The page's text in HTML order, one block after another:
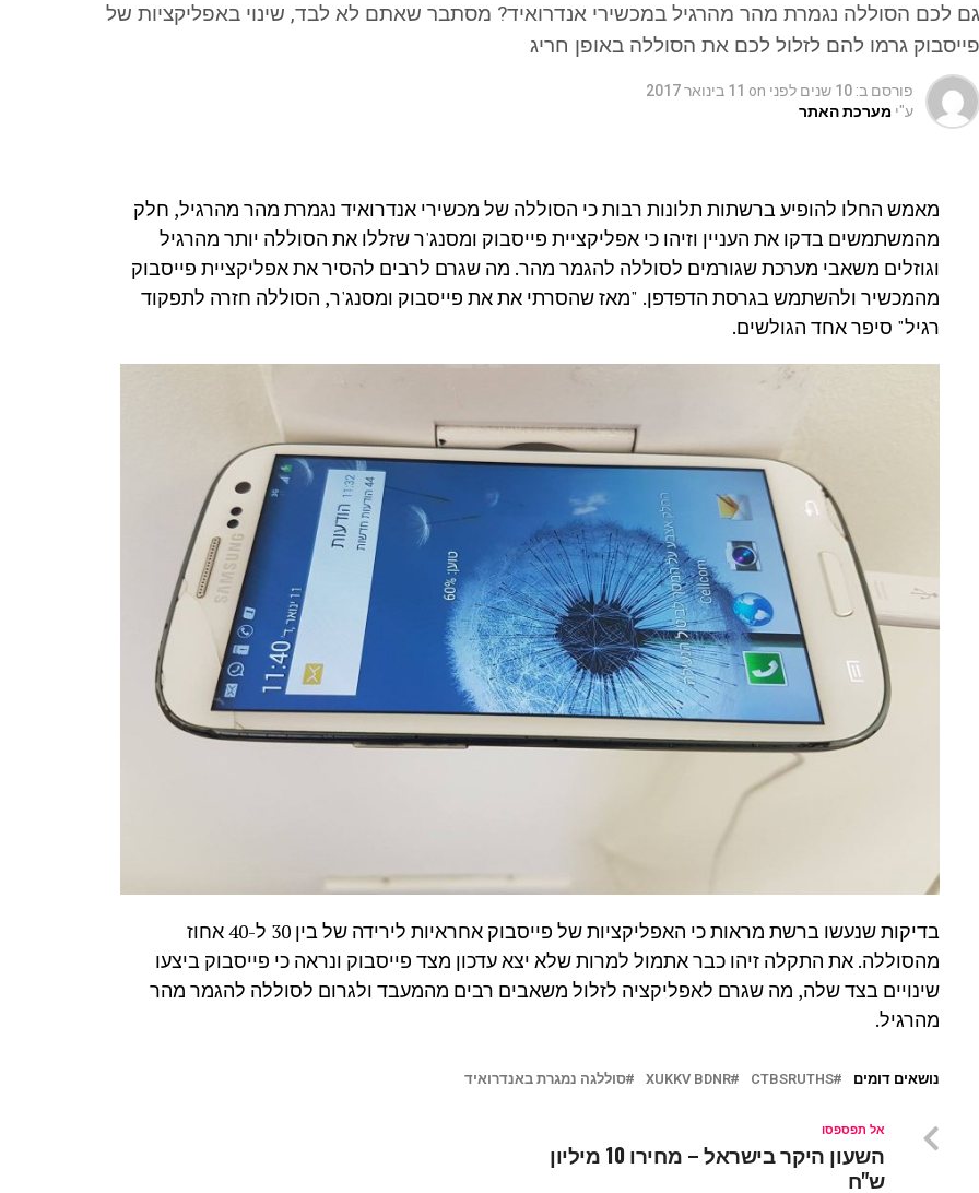
גם לכם הסוללה נגמרת מהר מהרגיל במכשירי אנדרואיד? מסתבר שאתם לא לבד, שינוי באפליקציות של
פייסבוק גרמו להם לזלול לכם את הסוללה באופן חריג
פורסם ב: 10 שנים לפני on 11 בינואר 2017
ע"י מערכת האתר
מאמש החלו להופיע ברשתות תלונות רבות כי הסוללה של מכשירי אנדרואיד נגמרת מהר מהרגיל, חלק
מהמשתמשים בדקו את העניין וזיהו כי אפליקציית פייסבוק ומסנג'ר שזללו את הסוללה יותר מהרגיל
וגוזלים משאבי מערכת שגורמים לסוללה להגמר מהר. מה שגרם לרבים להסיר את אפליקציית פייסבוק
מהמכשיר ולהשתמש בגרסת הדפדפן. "מאז שהסרתי את את פייסבוק ומסנג'ר, הסוללה חזרה לתפקוד
רגיל" סיפר אחד הגולשים.
בדיקות שנעשו ברשת מראות כי האפליקציות של פייסבוק אחראיות לירידה של בין 30 ל-40 אחוז
מהסוללה. את התקלה זיהו כבר אתמול למרות שלא יצא עדכון מצד פייסבוק ונראה כי פייסבוק ביצעו
שינויים בצד שלה, מה שגרם לאפליקציה לזלול משאבים רבים מהמעבד ולגרום לסוללה להגמר מהר
מהרגיל.
נושאים דומים CTBSRUTHS
XUKKV BDNR סוללגה נמגרת באנדרואיד
אל תפספסו
השעון היקר בישראל – מחירו 10 מיליון
ש"ח